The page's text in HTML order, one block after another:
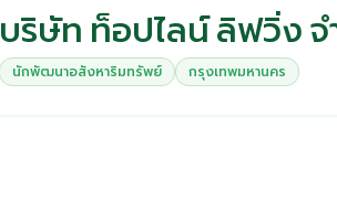
บริษัท ท็อปไลน์ ลิฟวิ่ง
นักพัฒนาอสังหาริมทรัพย์ กรุงเทพมหานคร